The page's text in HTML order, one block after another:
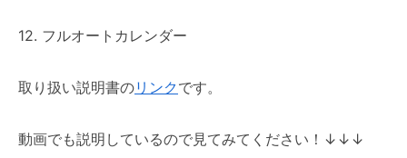
12. フルオートカレンダー
取り扱い説明書のリンクです。
動画でも説明しているので見てみてください！↓↓↓